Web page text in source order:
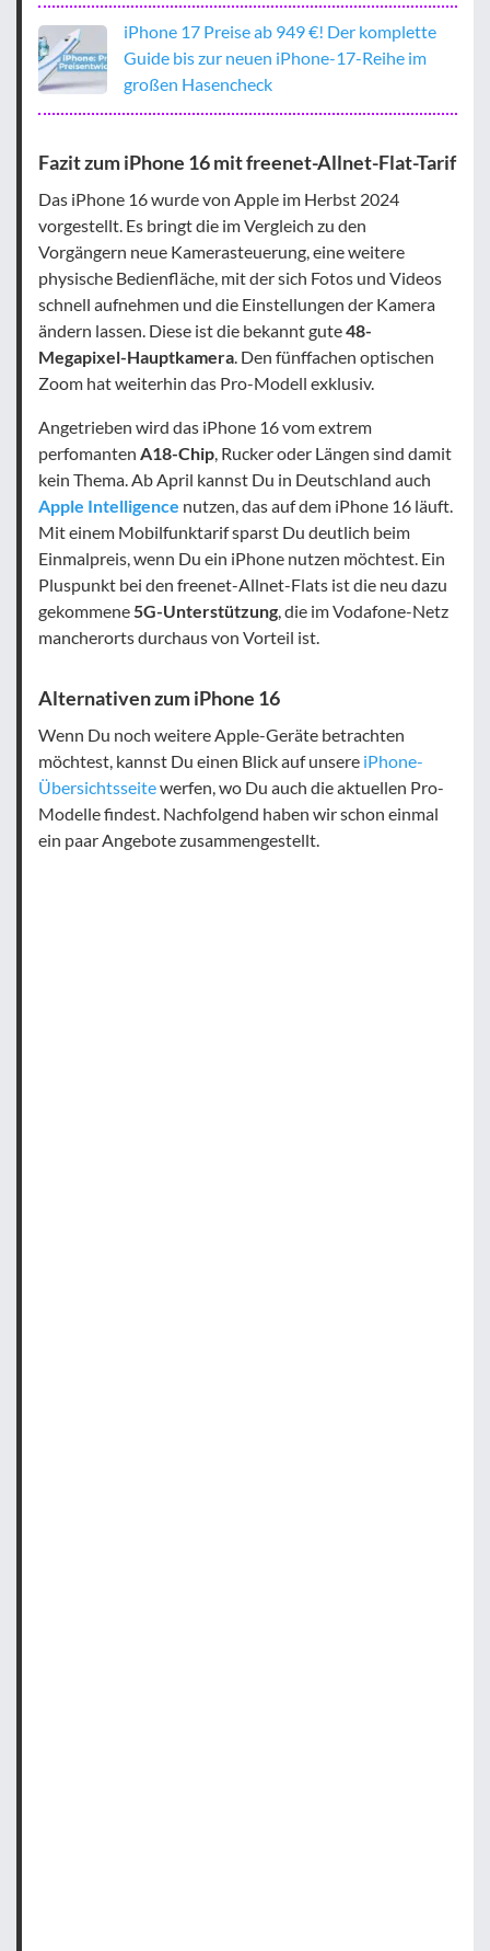
iPhone 17 Preise ab 949 €! Der komplette
Guide bis zur neuen iPhone-17-Reihe im
großen Hasencheck
Fazit zum iPhone 16 mit freenet-Allnet-Flat-Tarif
Das iPhone 16 wurde von Apple im Herbst 2024
vorgestellt. Es bringt die im Vergleich zu den
Vorgängern neue Kamerasteuerung, eine weitere
physische Bedienfläche, mit der sich Fotos und Videos
schnell aufnehmen und die Einstellungen der Kamera
ändern lassen. Diese ist die bekannt gute48-
Megapixel-Hauptkamera. Den fünffachen optischen
Zoom hat weiterhin das Pro-Modell exklusiv.
Angetrieben wird das iPhone 16 vom extrem
perfomanten A18-Chip, Rucker oder Längen sind damit
kein Thema. Ab April kannst Du in Deutschland auch
Apple Intelligence nutzen, das auf dem iPhone 16 läuft.
Mit einem Mobilfunktarif sparst Du deutlich beim
Einmalpreis, wenn Du ein iPhone nutzen möchtest. Ein
Pluspunkt bei den freenet-Allnet-Flats ist die neu dazu
gekommene5G-Unterstützung, die im Vodafone-Netz
mancherorts durchaus von Vorteil ist.
Alternativen zum iPhone 16
Wenn Du noch weitere Apple-Geräte betrachten
möchtest, kannst Du einen Blick auf unsere iPhone-
Übersichtsseitewerfen, wo Du auch die aktuellen Pro-
Modelle findest. Nachfolgend haben wir schon einmal
ein paar Angebote zusammengestellt.